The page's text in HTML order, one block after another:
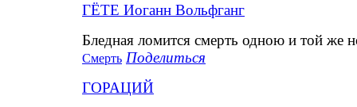
ГЁТЕ Иоганн Вольфганг
Бледная ломится смерть одною и той же
Смерть Поделиться
ГОРАЦИЙ